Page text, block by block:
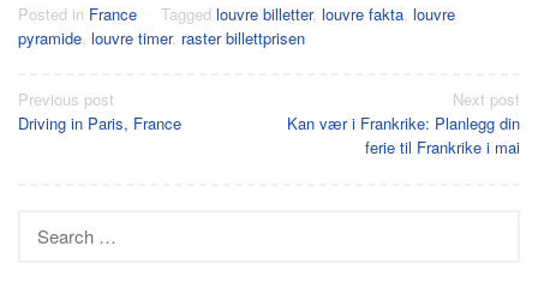
Posted in France Tagged louvre billetter, louvre fakta, louvre
pyramide, louvre timer, raster billettprisen
Post
navigation
Previous post
Driving in Paris, France
Next post
Kan vær i Frankrike: Planlegg din
ferie til Frankrike i mai
Search